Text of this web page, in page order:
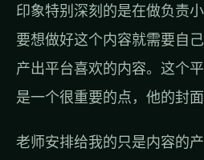
印象特别深刻的是在做负责
要想做好这个内容就需要自
产出平台喜欢的内容。这个
是一个很重要的点，他的封
老师安排给我的只是内容的